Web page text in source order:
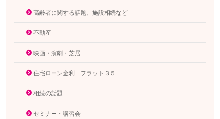
高齢者に関する話題、施設相続など
不動産
映画・演劇・芝居
住宅ローン金利 フラット３５
相続の話題
セミナー・講習会